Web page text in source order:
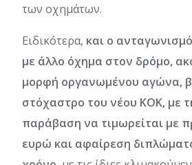
των οχημάτων.
Ειδικότερα, και ο
με άλλο όχημα στον δρόμο,
μορφή οργανωμένου αγώνα,
στόχαστρο του νέου ΚΟΚ, με
παράβαση να τιμωρείται με
ευρώ και αφαίρεση